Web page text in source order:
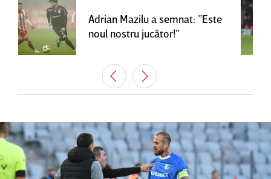
Adrian Mazilu a semnat: ”Este
noul nostru jucător!”